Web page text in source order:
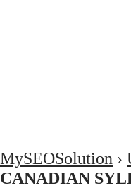
MySEOSolution ›
CANADIAN